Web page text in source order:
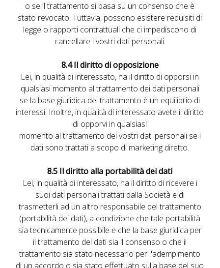
o se il trattamento si basa su un consenso che è
stato revocato. Tuttavia, possono esistere requisiti di
legge o rapporti contrattuali che ci impediscono di
cancellare i vostri dati personali.
8.4 Il diritto di opposizione
Lei, in qualità di interessato, ha il diritto di opporsi in
qualsiasi momento al trattamento dei dati personali
se la base giuridica del trattamento è un equilibrio di
interessi. Inoltre, in qualità di interessato avete il diritto
di opporvi in qualsiasi
momento al trattamento dei vostri dati personali se i
dati sono trattati a scopo di marketing diretto.
8.5 Il diritto alla portabilità dei dati
Lei, in qualità di interessato, ha il diritto di ricevere i
suoi dati personali trattati dalla Società e di
trasmetterli ad un altro responsabile del trattamento
(portabilità dei dati), a condizione che tale portabilità
sia tecnicamente possibile e che la base giuridica per
il trattamento dei dati sia il consenso o che il
trattamento sia stato necessario per l'adempimento
di un accordo o sia stato effettuato sulla base del suo